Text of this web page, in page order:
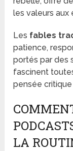
les valeurs aux
Les fables
patience,
portés par des
fascinent
pensée critique
LA